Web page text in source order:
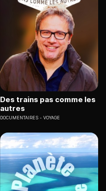
Des trains pas comme les
autres
DOCUMENTAIRES VOYAGE